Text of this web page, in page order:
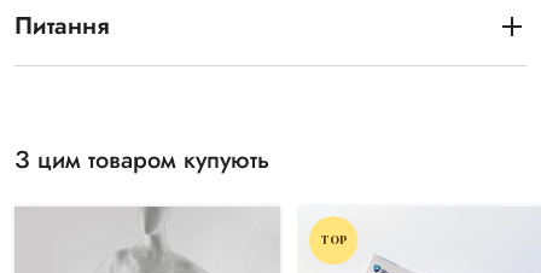
Питання
З цим товаром купують
TOP